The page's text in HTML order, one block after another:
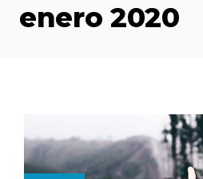
enero 2020